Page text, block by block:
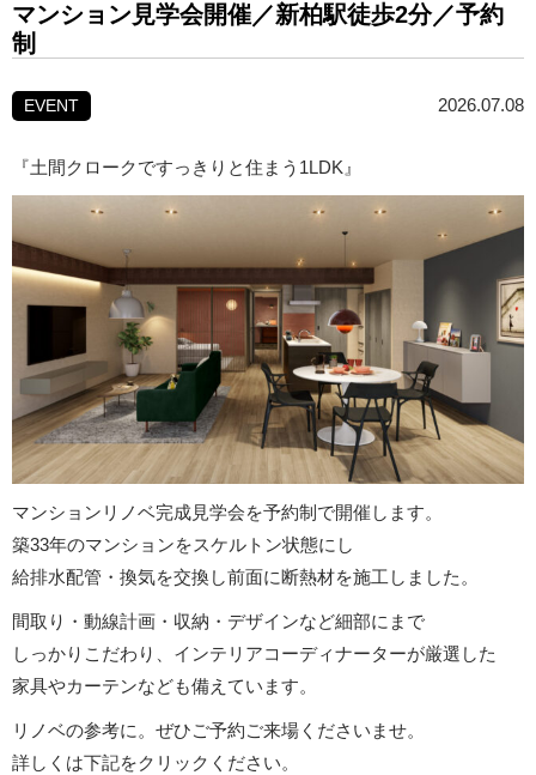
マンション見学会開催／新柏駅徒歩2分／予約
制
EVENT 2026.07.08
『土間クロークですっきりと住まう1LDK』
マンションリノベ完成見学会を予約制で開催します。
築33年のマンションをスケルトン状態にし
給排水配管・換気を交換し前面に断熱材を施工しました。
間取り・動線計画・収納・デザインなど細部にまで
しっかりこだわり、インテリアコーディナーターが厳選した
家具やカーテンなども備えています。
リノベの参考に。ぜひご予約ご来場くださいませ。
詳しくは下記をクリックください。